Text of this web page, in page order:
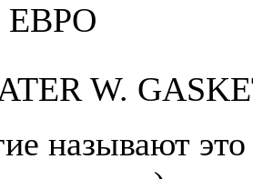
ЕВРО
W.
называют